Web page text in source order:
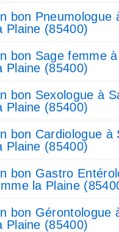
bon Pneumologue
Plaine (85400)
bon Sage femme
Plaine (85400)
bon Sexologue à
Plaine (85400)
bon Cardiologue à
Plaine (85400)
bon Gastro
la Plaine
bon Gérontologue
Plaine (85400)